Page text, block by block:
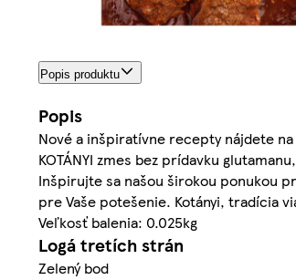
Popis produktu
Popis
Nové a inšpiratívne recepty nájdete
KOTÁNYI zmes bez prídavku
Inšpirujte sa našou širokou ponukou
pre Vaše potešenie. Kotányi, tradícia
Veľkosť balenia: 0.025kg
Logá tretích strán
Zelený bod